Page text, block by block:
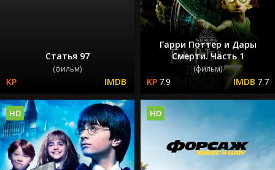
Статья 97
(фильм)
Гарри Поттер и Дары
Смерти. Часть 1
(фильм)
7.9 7.7
HD HD